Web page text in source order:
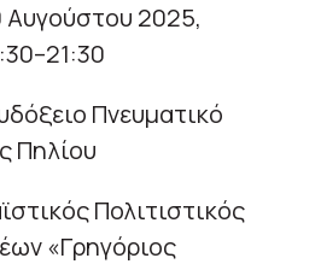
Αυγούστου 2025,
Πνευματικό
Πηλίου
Πολιτιστικός
«Γρηγόριος